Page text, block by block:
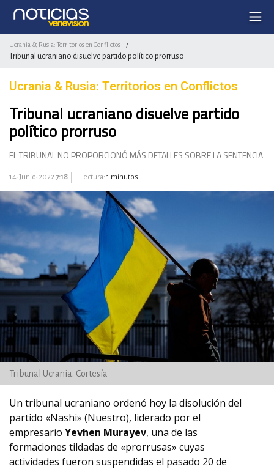
Ucrania & Rusia: Territorios en Conflictos /
Tribunal ucraniano disuelve partido político prorruso
Ucrania & Rusia: Territorios en Conflictos
Tribunal ucraniano disuelve partido
político prorruso
EL TRIBUNAL NO PROPORCIONÓ MÁS DETALLES SOBRE LA SENTENCIA
14-Junio-20227:18 Lectura: 1 minutos
Tribunal Ucrania. Cortesía
Un tribunal ucraniano ordenó hoy la disolución del
partido «Nashi» (Nuestro), liderado por el
empresario Yevhen Murayev, una de las
formaciones tildadas de «prorrusas» cuyas
actividades fueron suspendidas el pasado 20 de